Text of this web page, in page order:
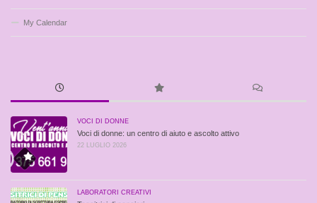
My Calendar
VOCI DI DONNE
Voci di donne: un centro di aiuto e ascolto attivo
22 LUGLIO 2026
LABORATORI CREATIVI